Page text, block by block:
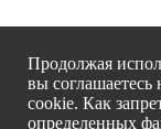
Продолжая
вы соглашаетесь
cookie. Как
определенных